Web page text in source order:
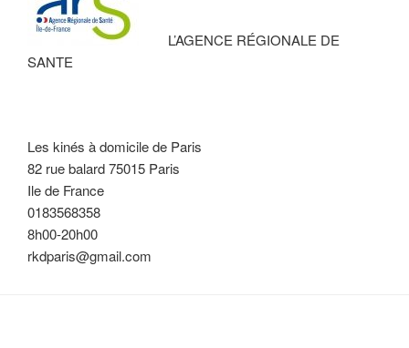
L’AGENCE RÉGIONALE DE
SANTE
Les kinés à domicile de Paris
82 rue balard 75015 Paris
Ile de France
0183568358
8h00-20h00
rkdparis@gmail.com